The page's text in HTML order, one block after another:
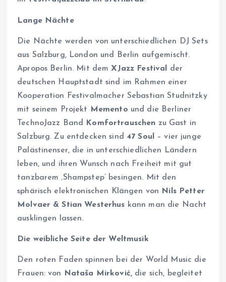
Lange Nächte
Die Nächte werden von unterschiedlichen DJ Sets
aus Salzburg, London und Berlin aufgemischt.
Apropos Berlin. Mit demXJazz Festival der
deutschen Hauptstadt sind im Rahmen einer
Kooperation Festivalmacher Sebastian Studnitzky
mit seinem Projekt
Memento und die Berliner
TechnoJazz Band
Komfortrauschen zu Gast in
Salzburg. Zu entdecken sind 47 Soul
– vier junge
Palästinenser, die in unterschiedlichen Ländern
leben, und ihren Wunsch nach Freiheit mit gut
tanzbarem ‚Shampstep’ besingen. Mit den
sphärisch elektronischen Klängen von
Nils Petter
Molvaer & Stian Westerhus kann man die Nacht
ausklingen lassen.
Die weibliche Seite der Weltmusik
Den roten Faden spinnen bei der World Music die
Frauen: von
Nataša Mirković, die sich, begleitet